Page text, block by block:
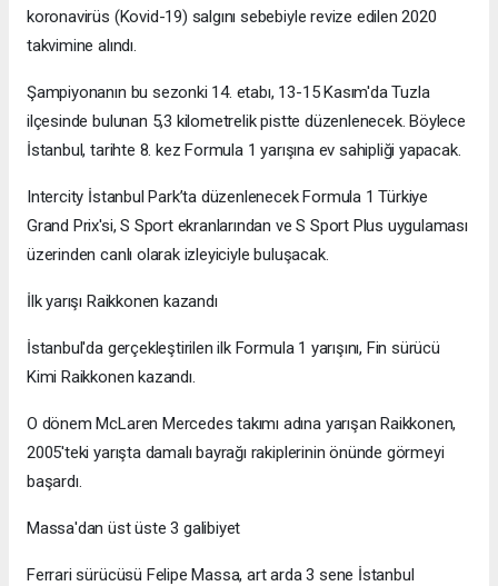
koronavirüs (Kovid-19) salgını sebebiyle revize edilen 2020
takvimine alındı.
Şampiyonanın bu sezonki 14. etabı, 13-15 Kasım'da Tuzla
ilçesinde bulunan 5,3 kilometrelik pistte düzenlenecek. Böylece
İstanbul, tarihte 8. kez Formula 1 yarışına ev sahipliği yapacak.
Intercity İstanbul Park’ta düzenlenecek Formula 1 Türkiye
Grand Prix'si, S Sport ekranlarından ve S Sport Plus uygulaması
üzerinden canlı olarak izleyiciyle buluşacak.
İlk yarışı Raikkonen kazandı
İstanbul'da gerçekleştirilen ilk Formula 1 yarışını, Fin sürücü
Kimi Raikkonen kazandı.
O dönem McLaren Mercedes takımı adına yarışan Raikkonen,
2005'teki yarışta damalı bayrağı rakiplerinin önünde görmeyi
başardı.
Massa'dan üst üste 3 galibiyet
Ferrari sürücüsü Felipe Massa, art arda 3 sene İstanbul